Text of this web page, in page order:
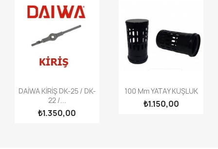
DAİWA KİRİŞ DK-25 / DK-
22 /...
₺1.350,00
100 Mm YATAY KUŞLUK
₺1.150,00